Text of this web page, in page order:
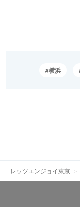
横浜
レッツエンジョイ東京